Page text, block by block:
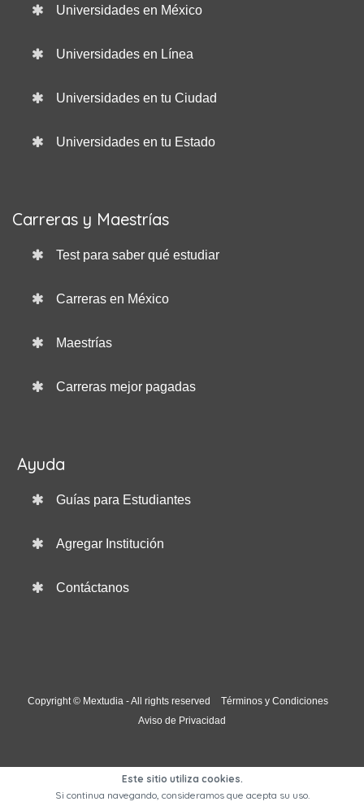
Universidades en México
Universidades en Línea
Universidades en tu Ciudad
Universidades en tu Estado
Carreras y Maestrías
Test para saber qué estudiar
Carreras en México
Maestrías
Carreras mejor pagadas
Ayuda
Guías para Estudiantes
Agregar Institución
Contáctanos
Copyright © Mextudia - All rights reserved
Términos y Condiciones
Aviso de Privacidad
Este sitio utiliza cookies.
Si continua navegando, consideramos que acepta su uso.